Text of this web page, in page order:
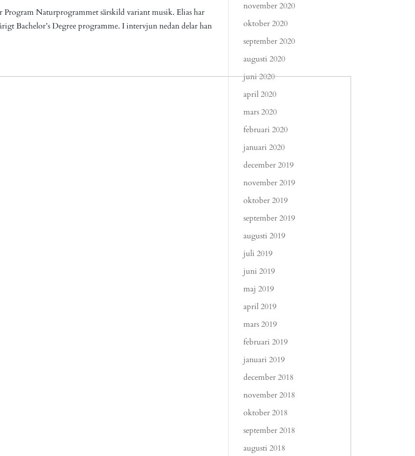
Program Naturprogrammet särskild variant musik. Elias har
Bachelor’s Degree programme. I intervjun nedan delar han
november 2020
oktober 2020
september 2020
augusti 2020
juni 2020
april 2020
mars 2020
februari 2020
januari 2020
december 2019
november 2019
oktober 2019
september 2019
augusti 2019
juli 2019
juni 2019
maj 2019
april 2019
mars 2019
februari 2019
januari 2019
december 2018
november 2018
oktober 2018
september 2018
augusti 2018